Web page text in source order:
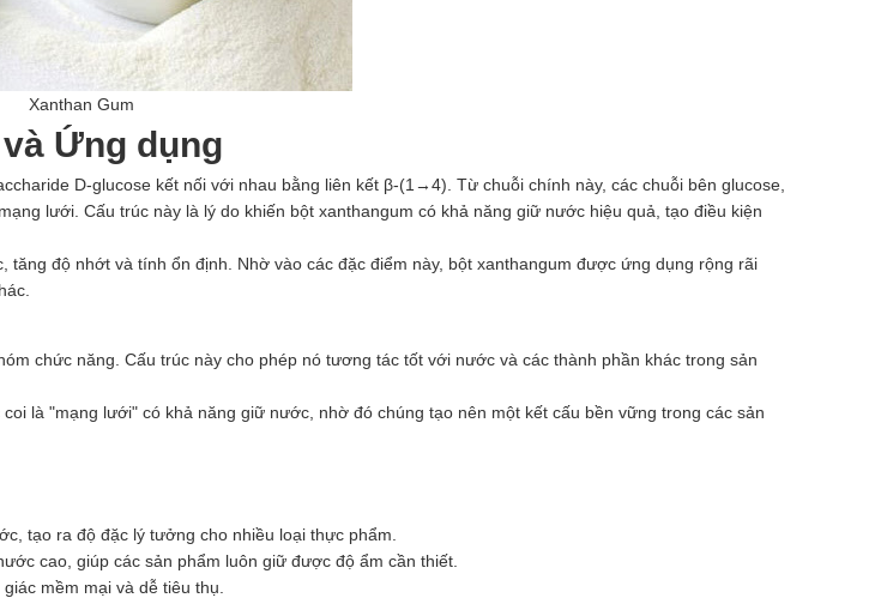
Xanthan Gum
Ứng dụng
D-glucose kết nối với nhau bằng liên kết β-(1→4). Từ chuỗi chính này, các chuỗi bên glucose,
lưới. Cấu trúc này là lý do khiến bột xanthangum có khả năng giữ nước hiệu quả, tạo điều kiện
độ nhớt và tính ổn định. Nhờ vào các đặc điểm này, bột xanthangum được ứng dụng rộng rãi
chức năng. Cấu trúc này cho phép nó tương tác tốt với nước và các thành phần khác trong sản
là "mạng lưới" có khả năng giữ nước, nhờ đó chúng tạo nên một kết cấu bền vững trong các sản
tạo ra độ đặc lý tưởng cho nhiều loại thực phẩm.
cao, giúp các sản phẩm luôn giữ được độ ẩm cần thiết.
mềm mại và dễ tiêu thụ.